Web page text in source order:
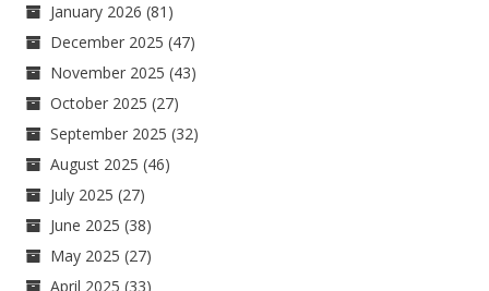
January 2026 (81)
December 2025 (47)
November 2025 (43)
October 2025 (27)
September 2025 (32)
August 2025 (46)
July 2025 (27)
June 2025 (38)
May 2025 (27)
April 2025 (33)